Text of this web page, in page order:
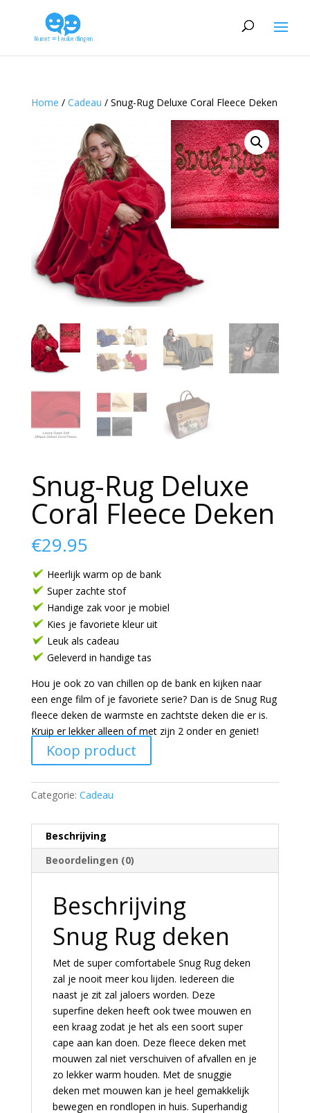
Home / Cadeau / Snug-Rug Deluxe Coral Fleece Deken
Snug-Rug Deluxe
Coral Fleece Deken
€29.95
Heerlijk warm op de bank
Super zachte stof
Handige zak voor je mobiel
Kies je favoriete kleur uit
Leuk als cadeau
Geleverd in handige tas
Hou je ook zo van chillen op de bank en kijken naar
een enge film of je favoriete serie? Dan is de Snug Rug
fleece deken de warmste en zachtste deken die er is.
Kruip er lekker alleen of met zijn 2 onder en geniet!
Koop product
Categorie: Cadeau
Beschrijving
Beoordelingen (0)
Beschrijving
Snug Rug deken
Met de super comfortabele Snug Rug deken
zal je nooit meer kou lijden. Iedereen die
naast je zit zal jaloers worden. Deze
superfine deken heeft ook twee mouwen en
een kraag zodat je het als een soort super
cape aan kan doen. Deze fleece deken met
mouwen zal niet verschuiven of afvallen en je
zo lekker warm houden. Met de snuggie
deken met mouwen kan je heel gemakkelijk
bewegen en rondlopen in huis. Superhandig